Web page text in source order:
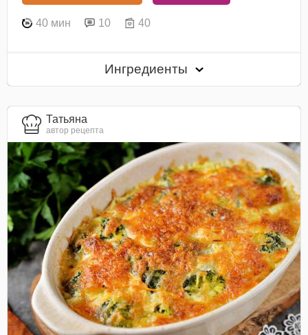
40 мин 10 40
Ингредиенты
Татьяна
автор рецепта